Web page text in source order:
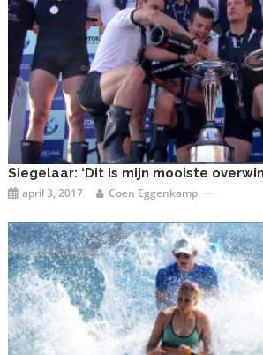
Siegelaar: ‘Dit is mijn mooiste
april 3, 2017 Coen Eggenkamp